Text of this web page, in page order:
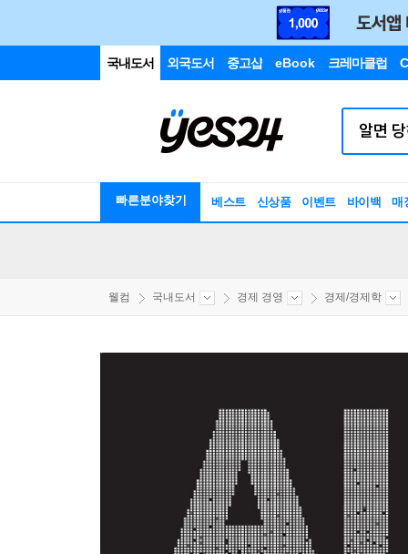
국내도서 외국도서 중고샵 eBook 크레마클럽
빠른분야찾기 베스트 신상품 이벤트 바이백 매
웰컴 국내도서 경제 경영 경제/경제학